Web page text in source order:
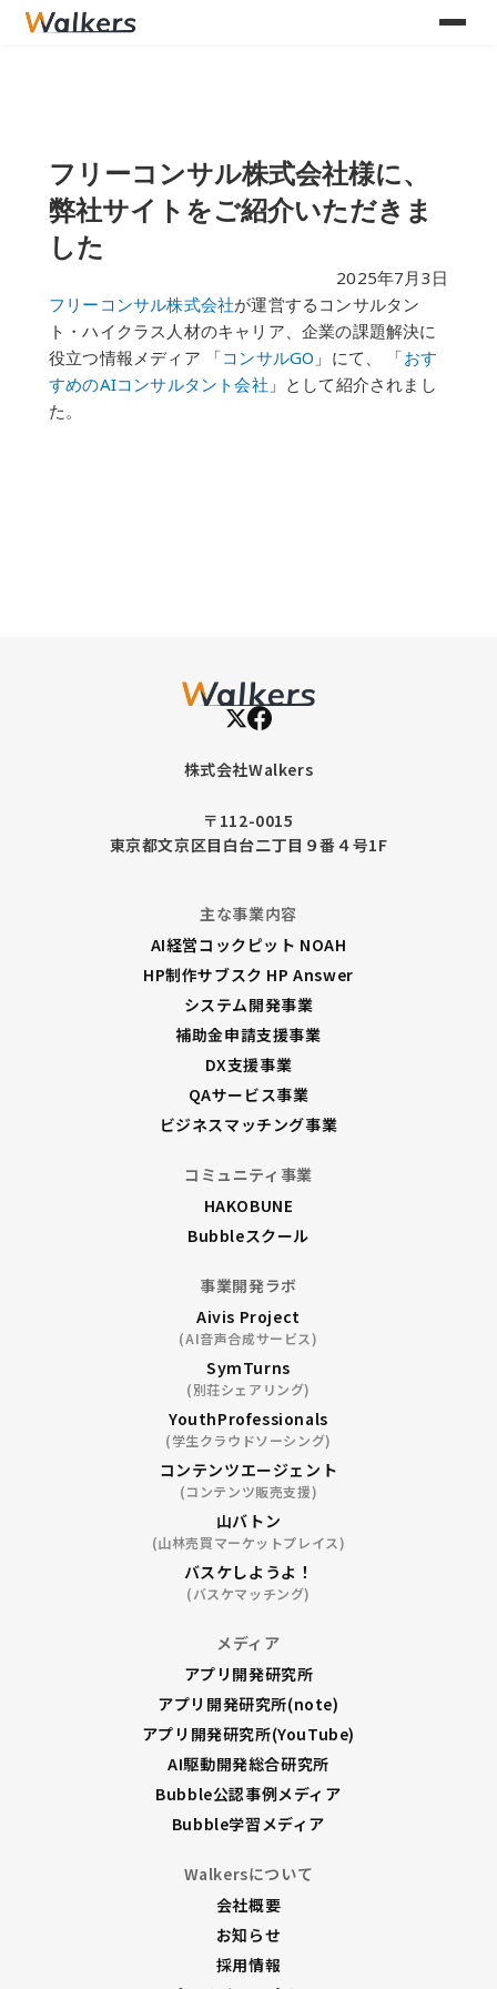
様
サ
紹
フリーコンサル株式会社様に、
弊社サイトをご紹介いただきま
した
2025年7月3日
フリーコンサル株式会社が運営するコンサルタン
ト・ハイクラス人材のキャリア、企業の課題解決に
役立つ情報メディア 「コンサルGO 」にて、 「おす
すめのAIコンサルタント会社 」として紹介されまし
た。
株式会社Walkers
〒112-0015
東京都文京区目白台二丁目９番４号1F
主な事業内容
AI経営コックピット NOAH
HP制作サブスク HP Answer
システム開発事業
補助金申請支援事業
DX支援事業
QAサービス事業
ビジネスマッチング事業
コミュニティ事業
HAKOBUNE
Bubbleスクール
事業開発ラボ
Aivis Project
(AI音声合成サービス)
SymTurns
(別荘シェアリング)
YouthProfessionals
(学生クラウドソーシング)
コンテンツエージェント
(コンテンツ販売支援)
山バトン
(山林売買マーケットプレイス)
バスケしようよ！
(バスケマッチング)
メディア
アプリ開発研究所
アプリ開発研究所(note)
アプリ開発研究所(YouTube)
AI駆動開発総合研究所
Bubble公認事例メディア
Bubble学習メディア
Walkersについて
会社概要
お知らせ
採用情報